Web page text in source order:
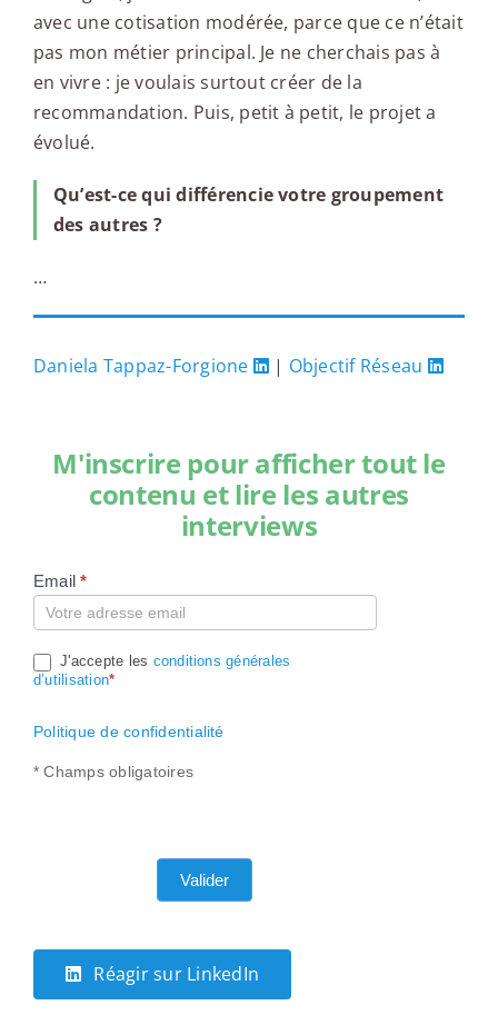
avec une cotisation modérée, parce que ce n’était
pas mon métier principal. Je ne cherchais pas à
en vivre : je voulais surtout créer de la
recommandation. Puis, petit à petit, le projet a
évolué.
Qu’est-ce qui différencie votre groupement
des autres ?
…
Daniela Tappaz-Forgione | Objectif Réseau
M'inscrire pour afficher tout le
contenu et lire les autres
interviews
Compte
Email*
J'accepte les conditions générales
d’utilisation*
Politique de confidentialité
* Champs obligatoires
Valider
Réagir sur LinkedIn